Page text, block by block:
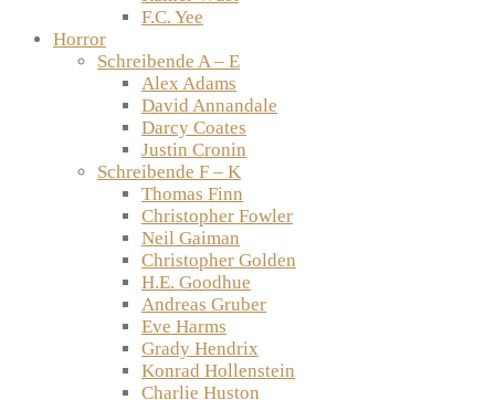
F.C. Yee
Horror
Schreibende A – E
Alex Adams
David Annandale
Darcy Coates
Justin Cronin
Schreibende F – K
Thomas Finn
Christopher Fowler
Neil Gaiman
Christopher Golden
H.E. Goodhue
Andreas Gruber
Eve Harms
Grady Hendrix
Konrad Hollenstein
Charlie Huston